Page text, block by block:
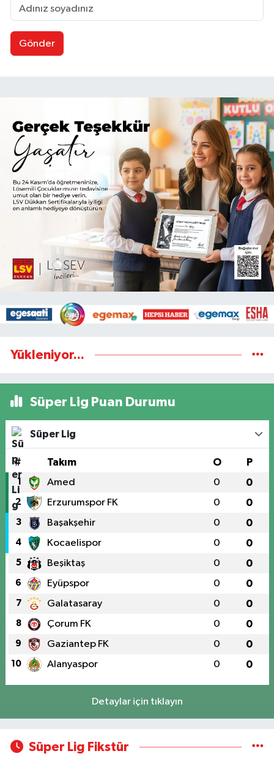
Gönder
Yükleniyor...
Süper Lig Puan Durumu
Süper Lig
# Takım O P
1 Amed 0 0
2 Erzurumspor FK 0 0
3 Başakşehir 0 0
4 Kocaelispor 0 0
5 Beşiktaş 0 0
6 Eyüpspor 0 0
7 Galatasaray 0 0
8 Çorum FK 0 0
9 Gaziantep FK 0 0
10 Alanyaspor 0 0
Detaylar için tıklayın
Süper Lig Fikstür